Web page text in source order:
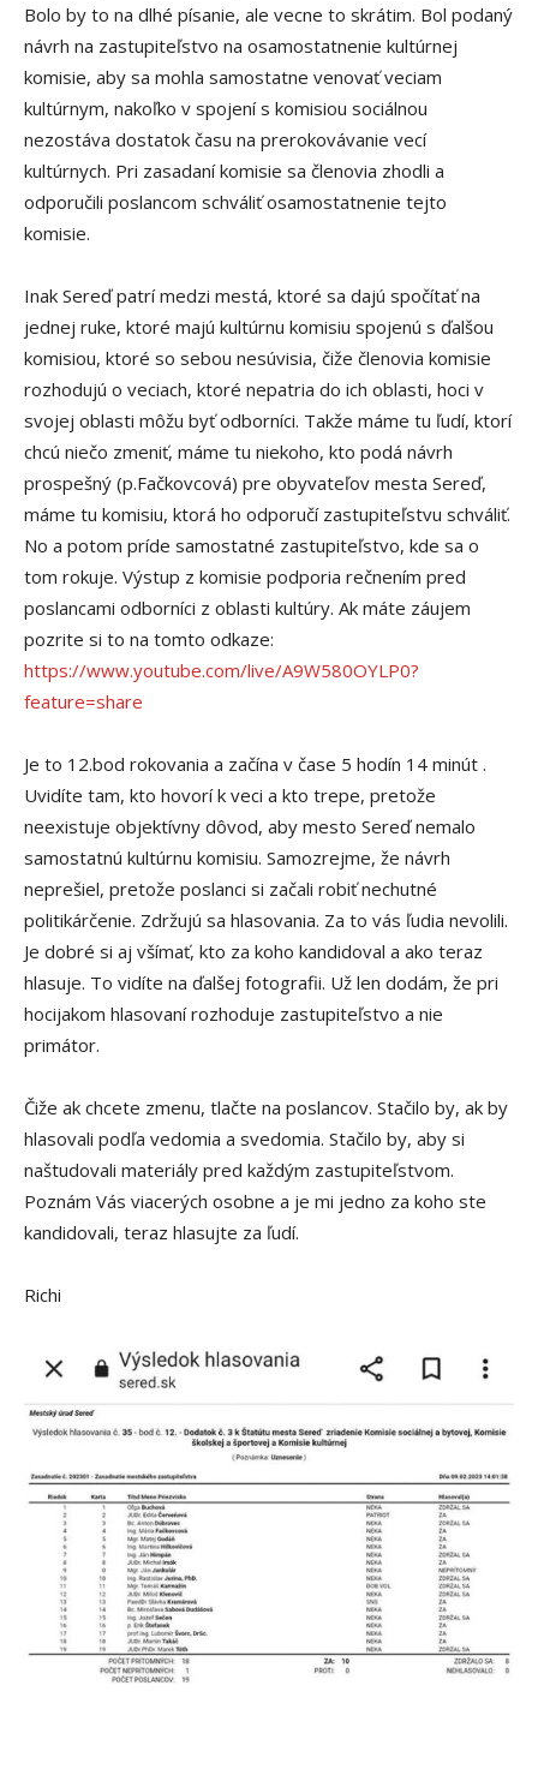
Bolo by to na dlhé písanie, ale vecne to skrátim. Bol podaný
návrh na zastupiteľstvo na osamostatnenie kultúrnej
komisie, aby sa mohla samostatne venovať veciam
kultúrnym, nakoľko v spojení s komisiou sociálnou
nezostáva dostatok času na prerokovávanie vecí
kultúrnych. Pri zasadaní komisie sa členovia zhodli a
odporučili poslancom schváliť osamostatnenie tejto
komisie.
Inak Sereď patrí medzi mestá, ktoré sa dajú spočítať na
jednej ruke, ktoré majú kultúrnu komisiu spojenú s ďalšou
komisiou, ktoré so sebou nesúvisia, čiže členovia komisie
rozhodujú o veciach, ktoré nepatria do ich oblasti, hoci v
svojej oblasti môžu byť odborníci. Takže máme tu ľudí, ktorí
chcú niečo zmeniť, máme tu niekoho, kto podá návrh
prospešný (p.Fačkovcová) pre obyvateľov mesta Sereď,
máme tu komisiu, ktorá ho odporučí zastupiteľstvu schváliť.
No a potom príde samostatné zastupiteľstvo, kde sa o
tom rokuje. Výstup z komisie podporia rečnením pred
poslancami odborníci z oblasti kultúry. Ak máte záujem
pozrite si to na tomto odkaze:
https://www.youtube.com/live/A9W580OYLP0?
feature=share
Je to 12.bod rokovania a začína v čase 5 hodín 14 minút .
Uvidíte tam, kto hovorí k veci a kto trepe, pretože
neexistuje objektívny dôvod, aby mesto Sereď nemalo
samostatnú kultúrnu komisiu. Samozrejme, že návrh
neprešiel, pretože poslanci si začali robiť nechutné
politikárčenie. Zdržujú sa hlasovania. Za to vás ľudia nevolili.
Je dobré si aj všímať, kto za koho kandidoval a ako teraz
hlasuje. To vidíte na ďalšej fotografii. Už len dodám, že pri
hocijakom hlasovaní rozhoduje zastupiteľstvo a nie
primátor.
Čiže ak chcete zmenu, tlačte na poslancov. Stačilo by, ak by
hlasovali podľa vedomia a svedomia. Stačilo by, aby si
naštudovali materiály pred každým zastupiteľstvom.
Poznám Vás viacerých osobne a je mi jedno za koho ste
kandidovali, teraz hlasujte za ľudí.
Richi